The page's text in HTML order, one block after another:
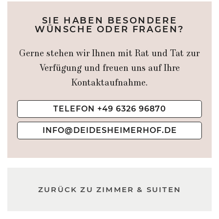
SIE HABEN BESONDERE
WÜNSCHE ODER FRAGEN?
Gerne stehen wir Ihnen mit Rat und Tat zur
Verfügung und freuen uns auf Ihre
Kontaktaufnahme.
TELEFON +49 6326 96870
INFO@DEIDESHEIMERHOF.DE
ZURÜCK ZU ZIMMER & SUITEN